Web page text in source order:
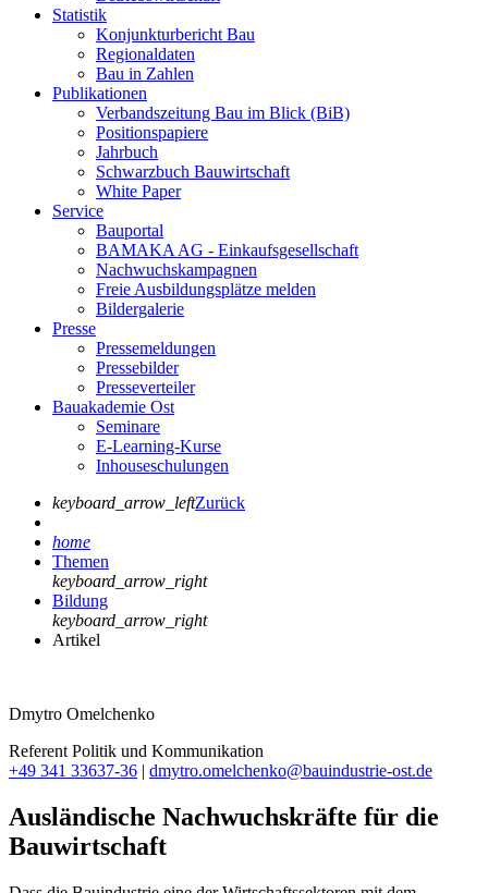
Statistik
Konjunkturbericht Bau
Regionaldaten
Bau in Zahlen
Publikationen
Verbandszeitung Bau im Blick (BiB)
Positionspapiere
Jahrbuch
Schwarzbuch Bauwirtschaft
White Paper
Service
Bauportal
BAMAKA AG - Einkaufsgesellschaft
Nachwuchskampagnen
Freie Ausbildungsplätze melden
Bildergalerie
Presse
Pressemeldungen
Pressebilder
Presseverteiler
Bauakademie Ost
Seminare
E-Learning-Kurse
Inhouseschulungen
keyboard_arrow_leftZurück
home
Themen
keyboard_arrow_right
Bildung
keyboard_arrow_right
Artikel
Dmytro Omelchenko
Referent Politik und Kommunikation
+49 341 33637-36 | dmytro.omelchenko@bauindustrie-ost.de
Ausländische Nachwuchskräfte für die
Bauwirtschaft